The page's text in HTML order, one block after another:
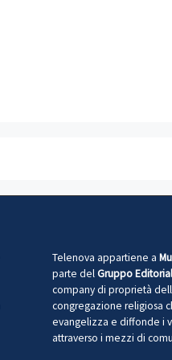
Telenova appartiene a
parte delGruppo
company di proprietà
congregazione religiosa
evangelizza e diffonde i
attraverso i mezzi di